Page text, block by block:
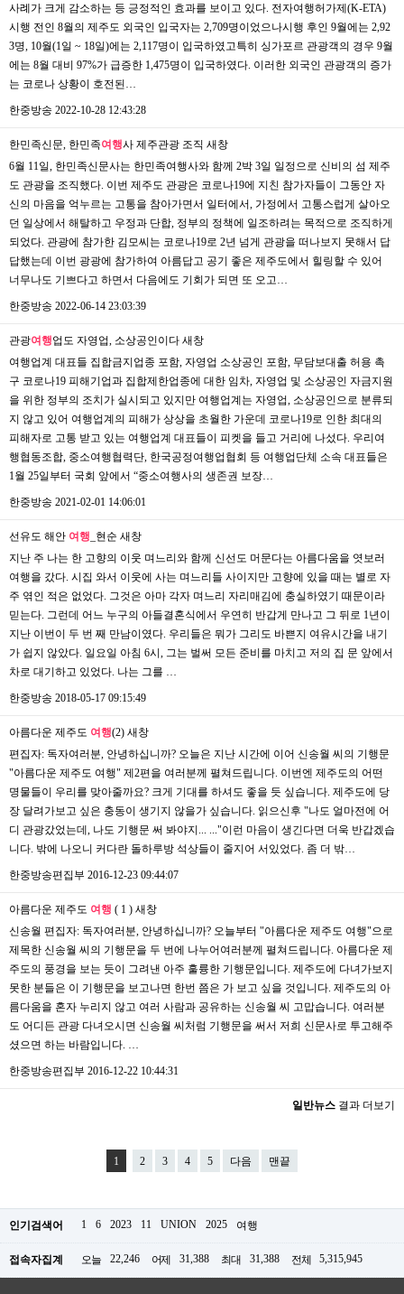
사례가 크게 감소하는 등 긍정적인 효과를 보이고 있다. 전자여행허가제(K-ETA)
시행 전인 8월의 제주도 외국인 입국자는 2,709명이었으나시행 후인 9월에는 2,92
3명, 10월(1일 ~ 18일)에는 2,117명이 입국하였고특히 싱가포르 관광객의 경우 9월
에는 8월 대비 97%가 급증한 1,475명이 입국하였다. 이러한 외국인 관광객의 증가
는 코로나 상황이 호전된…
한중방송 2022-10-28 12:43:28
한민족신문, 한민족여행사 제주관광 조직 새창
6월 11일, 한민족신문사는 한민족여행사와 함께 2박 3일 일정으로 신비의 섬 제주
도 관광을 조직했다. 이번 제주도 관광은 코로나19에 지친 참가자들이 그동안 자
신의 마음을 억누르는 고통을 참아가면서 일터에서, 가정에서 고통스럽게 살아오
던 일상에서 해탈하고 우정과 단합, 정부의 정책에 일조하려는 목적으로 조직하게
되었다. 관광에 참가한 김모씨는 코로나19로 2년 넘게 관광을 떠나보지 못해서 답
답했는데 이번 광광에 참가하여 아름답고 공기 좋은 제주도에서 힐링할 수 있어
너무나도 기쁘다고 하면서 다음에도 기회가 되면 또 오고…
한중방송 2022-06-14 23:03:39
관광여행업도 자영업, 소상공인이다 새창
여행업계 대표들 집합금지업종 포함, 자영업 소상공인 포함, 무담보대출 허용 촉
구 코로나19 피해기업과 집합제한업종에 대한 임차, 자영업 및 소상공인 자금지원
을 위한 정부의 조치가 실시되고 있지만 여행업계는 자영업, 소상공인으로 분류되
지 않고 있어 여행업계의 피해가 상상을 초월한 가운데 코로나19로 인한 최대의
피해자로 고통 받고 있는 여행업계 대표들이 피켓을 들고 거리에 나섰다. 우리여
행협동조합, 중소여행협력단, 한국공정여행업협회 등 여행업단체 소속 대표들은
1월 25일부터 국회 앞에서 “중소여행사의 생존권 보장…
한중방송 2021-02-01 14:06:01
선유도 해안 여행 _현순 새창
지난 주 나는 한 고향의 이웃 며느리와 함께 신선도 머문다는 아름다움을 엿보러
여행을 갔다. 시집 와서 이웃에 사는 며느리들 사이지만 고향에 있을 때는 별로 자
주 엮인 적은 없었다. 그것은 아마 각자 며느리 자리매김에 충실하였기 때문이라
믿는다. 그런데 어느 누구의 아들결혼식에서 우연히 반갑게 만나고 그 뒤로 1년이
지난 이번이 두 번 째 만남이였다. 우리들은 뭐가 그리도 바쁜지 여유시간을 내기
가 쉽지 않았다. 일요일 아침 6시, 그는 벌써 모든 준비를 마치고 저의 집 문 앞에서
차로 대기하고 있었다. 나는 그를 …
한중방송 2018-05-17 09:15:49
아름다운 제주도 여행(2) 새창
편집자: 독자여러분, 안녕하십니까? 오늘은 지난 시간에 이어 신송월 씨의 기행문
"아름다운 제주도 여행" 제2편을 여러분께 펼쳐드립니다. 이번엔 제주도의 어떤
명물들이 우리를 맞아줄까요? 크게 기대를 하셔도 좋을 듯 싶습니다. 제주도에 당
장 달려가보고 싶은 충동이 생기지 않을가 싶습니다. 읽으신후 "나도 얼마전에 어
디 관광갔었는데, 나도 기행문 써 봐야지... ..."이런 마음이 생긴다면 더욱 반갑겠습
니다. 밖에 나오니 커다란 돌하루방 석상들이 줄지어 서있었다. 좀 더 밖…
한중방송편집부 2016-12-23 09:44:07
아름다운 제주도 여행 ( 1 ) 새창
신송월 편집자: 독자여러분, 안녕하십니까? 오늘부터 "아름다운 제주도 여행"으로
제목한 신송월 씨의 기행문을 두 번에 나누어여러분께 펼쳐드립니다. 아름다운 제
주도의 풍경을 보는 듯이 그려낸 아주 훌륭한 기행문입니다. 제주도에 다녀가보지
못한 분들은 이 기행문을 보고나면 한번 쯤은 가 보고 싶을 것입니다. 제주도의 아
름다움을 혼자 누리지 않고 여러 사람과 공유하는 신송월 씨 고맙습니다. 여러분
도 어디든 관광 다녀오시면 신송월 씨처럼 기행문을 써서 저희 신문사로 투고해주
셨으면 하는 바람입니다. …
한중방송편집부 2016-12-22 10:44:31
일반뉴스 결과 더보기
1 2 3 4 5 다음 맨끝
인기검색어 1 6 2023 11 UNION 2025 여행
접속자집계 오늘 22,246 어제 31,388 최대 31,388 전체 5,315,945